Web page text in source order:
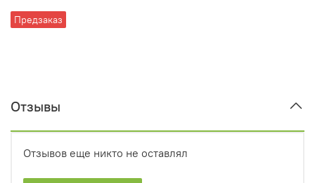
Предзаказ
Отзывы
Отзывов еще никто не оставлял